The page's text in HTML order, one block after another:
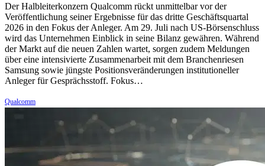
Der Halbleiterkonzern Qualcomm rückt unmittelbar vor der
Veröffentlichung seiner Ergebnisse für das dritte Geschäftsquartal
2026 in den Fokus der Anleger. Am 29. Juli nach US-Börsenschluss
wird das Unternehmen Einblick in seine Bilanz gewähren. Während
der Markt auf die neuen Zahlen wartet, sorgen zudem Meldungen
über eine intensivierte Zusammenarbeit mit dem Branchenriesen
Samsung sowie jüngste Positionsveränderungen institutioneller
Anleger für Gesprächsstoff. Fokus…
Qualcomm